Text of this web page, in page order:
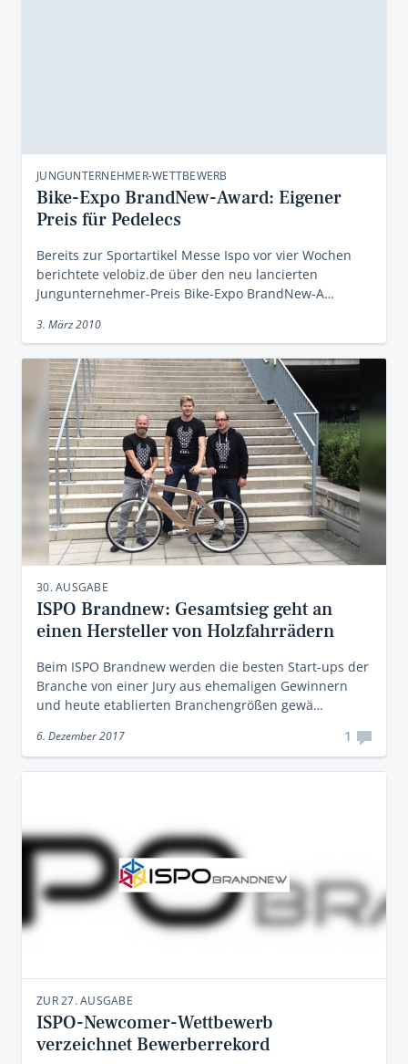
JUNGUNTERNEHMER-WETTBEWERB
Bike-Expo BrandNew-Award: Eigener
Preis für Pedelecs
Bereits zur Sportartikel Messe Ispo vor vier Wochen
berichtete velobiz.de über den neu lancierten
Jungunternehmer-Preis Bike-Expo BrandNew-A…
3. März 2010
30. AUSGABE
ISPO Brandnew: Gesamtsieg geht an
einen Hersteller von Holzfahrrädern
Beim ISPO Brandnew werden die besten Start-ups der
Branche von einer Jury aus ehemaligen Gewinnern
und heute etablierten Branchengrößen gewä…
6. Dezember 2017 1
ZUR 27. AUSGABE
ISPO-Newcomer-Wettbewerb
verzeichnet Bewerberrekord